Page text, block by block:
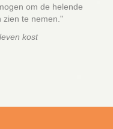
om de helende
zien te nemen."
kost